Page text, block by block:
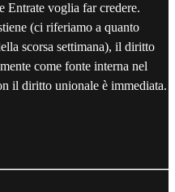
Entrate voglia far credere.
(ci riferiamo a quanto
scorsa settimana), il diritto
come fonte interna nel
il diritto unionale è immediata.